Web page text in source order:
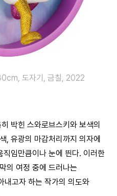
도자기, 금칠, 2022
박힌 스와로브스키와 보색의
, 유광의 마감처리까지 의자에
임만큼이나 눈에 띈다. 이러한
의 여정 중에 드러나는
내고자 하는 작가의 의도와